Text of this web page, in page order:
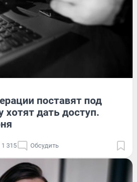
поставят под
хотят дать доступ.
1 315 Обсудить